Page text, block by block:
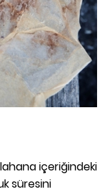
lahana içeriğindeki
süresini